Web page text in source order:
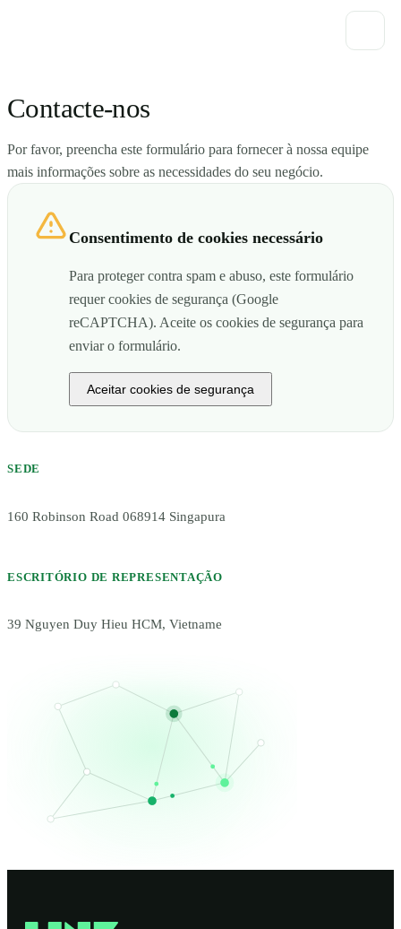
SEDE
160 Robinson Road 068914 Singapura
ESCRITÓRIO DE REPRESENTAÇÃO
39 Nguyen Duy Hieu HCM, Vietname
Contacte-nos
Por favor, preencha este formulário para fornecer à nossa equipe
mais informações sobre as necessidades do seu negócio.
Consentimento de cookies necessário
Para proteger contra spam e abuso, este formulário
requer cookies de segurança (Google
reCAPTCHA). Aceite os cookies de segurança para
enviar o formulário.
Aceitar cookies de segurança